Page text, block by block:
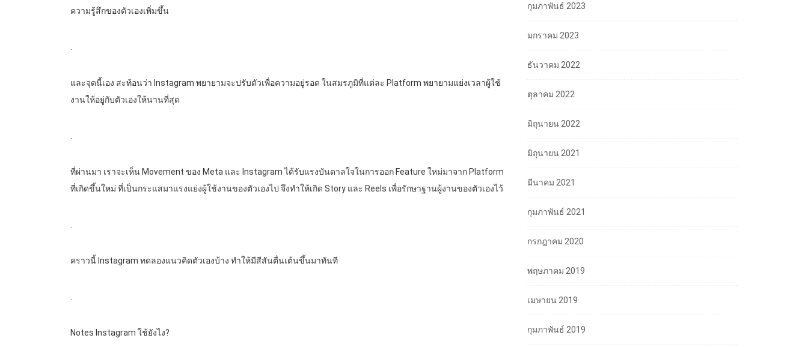
ความรู้สึกของตัวเองเพิ่มขึ้น
และจุดนี้เอง สะท้อนว่า Instagram พยายามจะปรับตัวเพื่อความอยู่รอด ในสมรภูมิที่แต่ละ Platform พยายามแย่งเวลาผู้ใช้
งานให้อยู่กับตัวเองให้นานที่สุด
ที่ผ่านมา เราจะเห็น Movement ของ Meta และ Instagram ได้รับแรงบันดาลใจในการออก Feature ใหม่มาจาก Platform
ที่เกิดขึ้นใหม่ ที่เป็นกระแสมาแรงแย่งผู้ใช้งานของตัวเองไป จึงทำให้เกิด Story และ Reels เพื่อรักษาฐานผู้งานของตัวเองไว้
คราวนี้ Instagram ทดลองแนวคิดตัวเองบ้าง ทำให้มีสีสันตื่นเต้นขึ้นมาทันที
Notes Instagram ใช้ยังไง?
กุมภาพันธ์ 2023
มกราคม 2023
ธันวาคม 2022
ตุลาคม 2022
มิถุนายน 2022
มิถุนายน 2021
มีนาคม 2021
กุมภาพันธ์ 2021
กรกฎาคม 2020
พฤษภาคม 2019
เมษายน 2019
กุมภาพันธ์ 2019